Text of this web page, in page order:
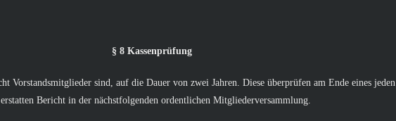
§ 8 Kassenprüfung
sind, auf die Dauer von zwei Jahren. Diese überprüfen am Ende eines jeden
Bericht in der nächstfolgenden ordentlichen Mitgliederversammlung.